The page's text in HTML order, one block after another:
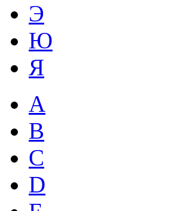
Э
Ю
Я
A
B
C
D